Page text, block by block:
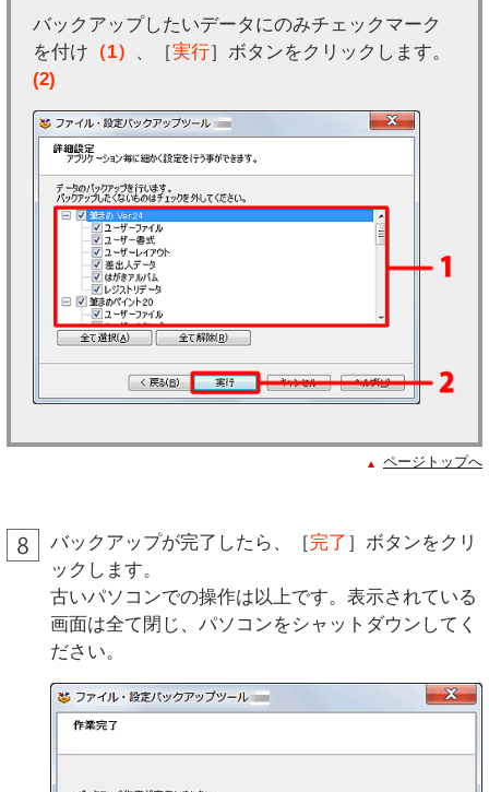
バックアップしたいデータにのみチェックマーク
を付け （1） 、［実行］ボタンをクリックします。
(2)
ページトップへ
バックアップが完了したら、［完了 ］ボタンをクリ
ックします。
古いパソコンでの操作は以上です。表示されている
画面は全て閉じ、パソコンをシャットダウンしてく
ださい。